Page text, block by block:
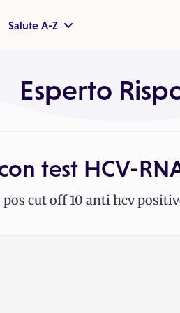
Salute A-Z
Esperto
test HCV-
cut off 10 anti hcv